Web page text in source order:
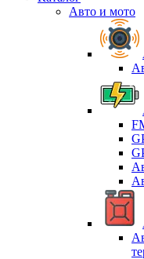
Авто и мото